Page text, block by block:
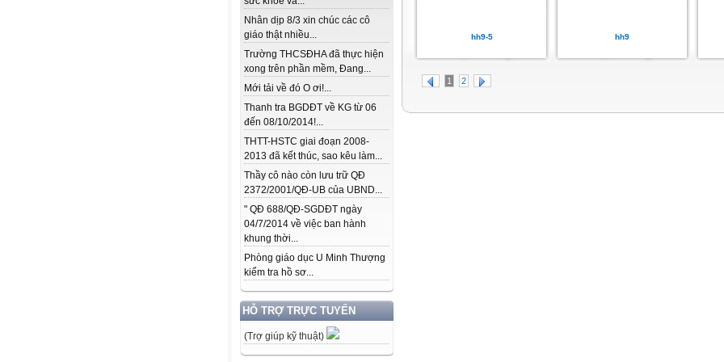
Nhân dịp 8/3 xin chúc các cô
giáo thật nhiều...
Trường THCSĐHA đã thực hiện
xong trên phần mềm, Đang...
Mới tải về đó O ơi!...
Thanh tra BGDĐT về KG từ 06
đến 08/10/2014!...
THTT-HSTC giai đoạn 2008-
2013 đã kết thúc, sao kêu làm...
Thầy cô nào còn lưu trữ QĐ
2372/2001/QĐ-UB của UBND...
" QĐ 688/QĐ-SGDĐT ngày
04/7/2014 về việc ban hành
khung thời...
Phòng giáo dục U Minh Thượng
kiểm tra hồ sơ...
HỖ TRỢ TRỰC TUYẾN
(Trợ giúp kỹ thuật)
hh9-5 hh9
1 2